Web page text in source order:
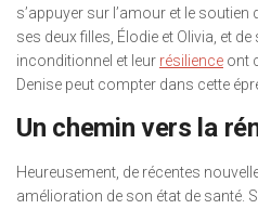
s’appuyer sur l’amour et le
ses deux filles, Élodie et Olivia, et
inconditionnel et leur résilience ont
Denise peut compter dans cette
Un chemin vers la
Heureusement, de récentes
amélioration de son état de santé.